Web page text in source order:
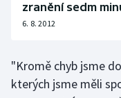
Motorsport
Parasport
zranění sedm
6. 8. 2012
"Kromě chyb jsme
kterých jsme měli